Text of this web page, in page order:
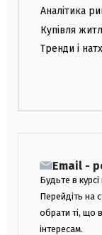
Аналітика
Купівля
Тренди і
Email -
Будьте в
Перейдіть на
обрати ті, що
інтересам.